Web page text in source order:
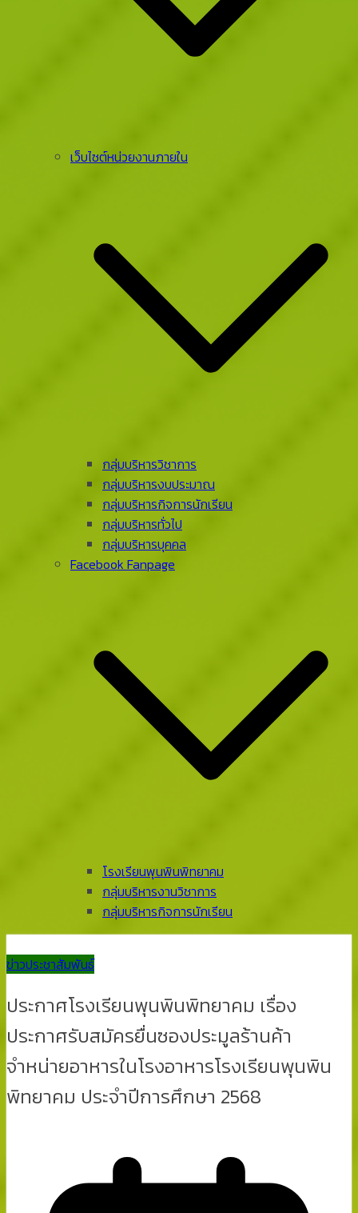
เว็บไซต์หน่วยงานภายใน
กลุ่มบริหารวิชาการ
กลุ่มบริหารงบประมาณ
กลุ่มบริหารกิจการนักเรียน
กลุ่มบริหารทั่วไป
กลุ่มบริหารบุคคล
Facebook Fanpage
โรงเรียนพุนพินพิทยาคม
กลุ่มบริหารงานวิชาการ
กลุ่มบริหารกิจการนักเรียน
ข่าวประชาสัมพันธ์
ประกาศโรงเรียนพุนพินพิทยาคม เรื่อง
ประกาศรับสมัครยื่นซองประมูลร้านค้า
จำหน่ายอาหารในโรงอาหารโรงเรียนพุนพิน
พิทยาคม ประจำปีการศึกษา 2568